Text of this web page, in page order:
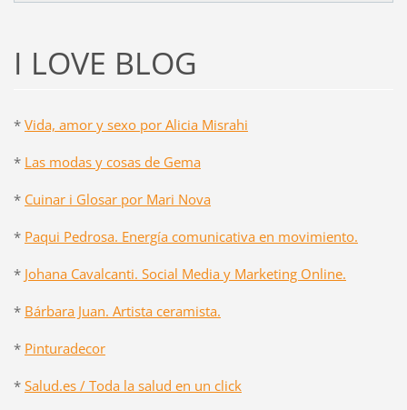
I LOVE BLOG
* Vida, amor y sexo por Alicia Misrahi
* Las modas y cosas de Gema
* Cuinar i Glosar por Mari Nova
* Paqui Pedrosa. Energía comunicativa en movimiento.
* Johana Cavalcanti. Social Media y Marketing Online.
* Bárbara Juan. Artista ceramista.
* Pinturadecor
* Salud.es / Toda la salud en un click